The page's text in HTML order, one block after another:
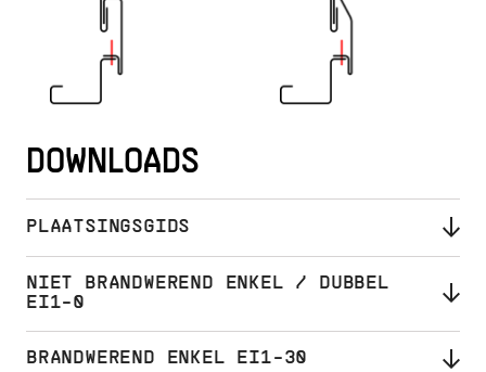
DOWNLOADS
PLAATSINGSGIDS
NIET BRANDWEREND ENKEL / DUBBEL
EI1-0
BRANDWEREND ENKEL EI1-30